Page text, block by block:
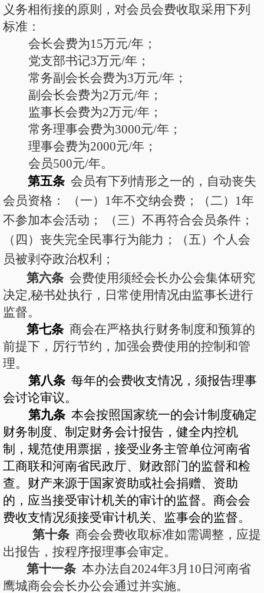
义务相衔接的原则，对会员会费收取采用下列
标准：
会长会费为15万元/年；
党支部书记3万元/年；
常务副会长会费为3万元/年；
副会长会费为2万元/年；
监事长会费为2万元/年；
常务理事会费为3000元/年；
理事会费为2000元/年；
会员500元/年。
第五条 会员有下列情形之一的，自动丧失
会员资格：
（一） 1年不交纳会费；（二）1年
不参加本会活动； （三）不再符合会员条件；
（四）丧失完全民事行为能力；（五）个人会
员被剥夺政治权利；
第六条 会费使用须经会长办公会集体研究
决定,秘书处执行，日常使用情况由监事长进行
监督。
第七条 商会在严格执行财务制度和预算的
前提下，厉行节约，加强会费使用的控制和管
理。
第八条 每年的会费收支情况，须报告理事
会讨论审议。
第九条 本会按照国家统一的会计制度确定
财务制度、制定财务会计报告，健全内控机
制，规范使用票据，接受业务主管单位河南省
工商联和河南省民政厅、财政部门的监督和检
查。财产来源于国家资助或社会捐赠、资助
的，应当接受审计机关的审计的监督。 商会会
费收支情况须接受审计机关、监事会的监督。
第十条 商会会费收取标准如需调整，应提
出报告，按程序报理事会审定。
第十一条 本办法自2024年3月10日 河南省
鹰城商会会长办公会通过并实施。